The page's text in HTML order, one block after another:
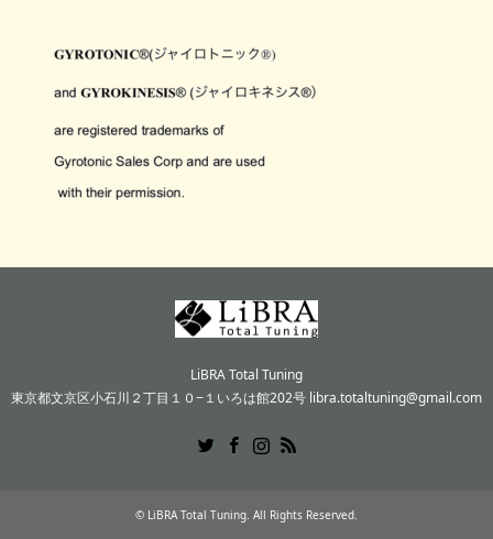
LiBRA Total Tuning
東京都文京区小石川２丁目１０−１いろは館202号 libra.totaltuning@gmail.com
© LiBRA Total Tuning. All Rights Reserved.